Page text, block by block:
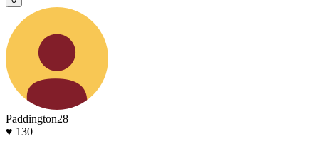
Paddington28
♥ 130